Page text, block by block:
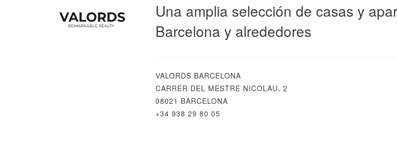
Una amplia selección de casas y
Barcelona y alrededores
VALORDS BARCELONA
CARRER DEL MESTRE NICOLAU, 2
08021 BARCELONA
+34 938 29 80 05